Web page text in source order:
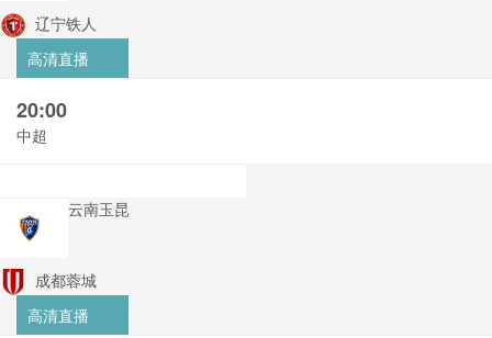
辽宁铁人
高清直播
20:00
中超
云南玉昆
成都蓉城
高清直播